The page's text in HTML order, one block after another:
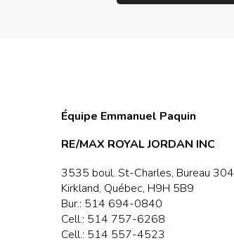
Équipe Emmanuel Paquin
RE/MAX ROYAL JORDAN INC
3535 boul. St-Charles, Bureau 304
Kirkland, Québec, H9H 5B9
Bur.: 514 694-0840
Cell.: 514 757-6268
Cell.: 514 557-4523